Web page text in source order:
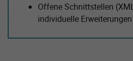
Offene Schnittstellen
individuelle Erweiterungen